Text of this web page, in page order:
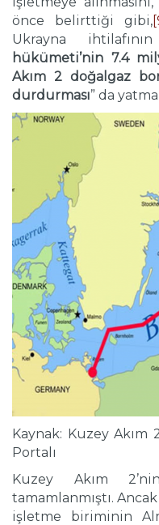
önce belirttiği gibi,
Ukrayna
hükümeti’nin 7.4
Akım 2 doğalgaz
durdurması” da
Kaynak: Kuzey Akım
Portalı
Kuzey Akım
tamamlanmıştı.
işletme biriminin